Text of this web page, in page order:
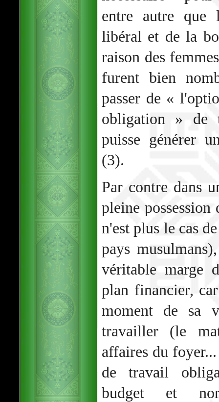
entre autre que
libéral et de la
raison des
furent bien
passer de «
obligation » de
puisse générer
(3).
Par contre dans
pleine possession
n'est plus le cas
pays
véritable marge
plan financier,
moment de sa
travailler (le
affaires du
de travail
budget et